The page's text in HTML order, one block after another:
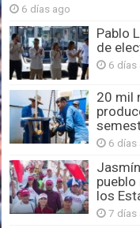
6 días ago
Pablo
de
6 días
20 mil
6 días
los
7 días